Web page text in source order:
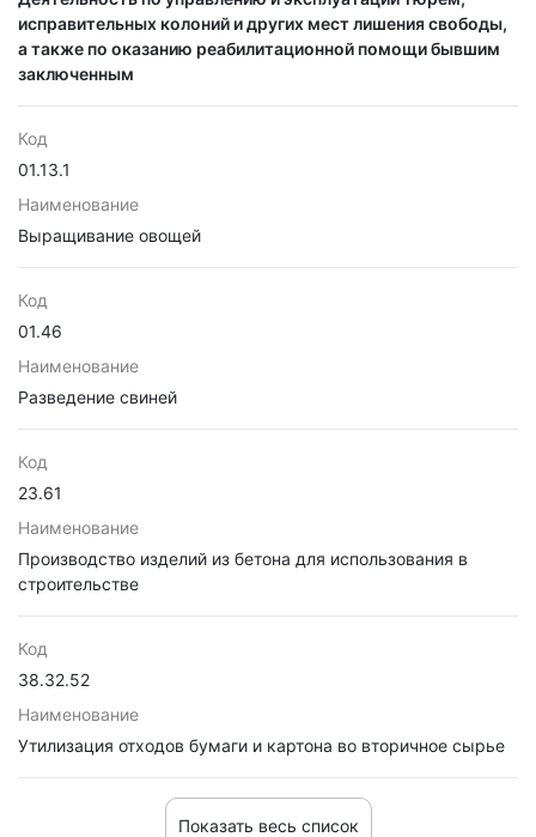
исправительных колоний и других мест лишения свободы,
а также по оказанию реабилитационной помощи бывшим
заключенным
Код
01.13.1
Наименование
Выращивание овощей
Код
01.46
Наименование
Разведение свиней
Код
23.61
Наименование
Производство изделий из бетона для использования в
строительстве
Код
38.32.52
Наименование
Утилизация отходов бумаги и картона во вторичное сырье
Показать весь список